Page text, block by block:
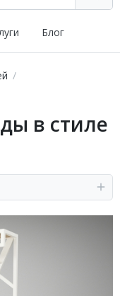
Блог
в стиле